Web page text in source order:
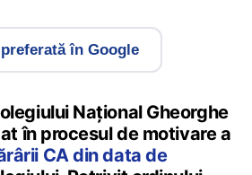
în Google
Național Gheorghe
în procesul de motivare a
CA din data de